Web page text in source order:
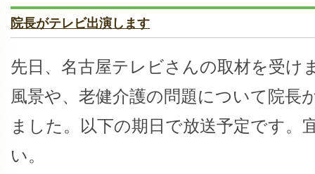
院長がテレビ出演します
先日、名古屋テレビさんの取材を受け
風景や、老健介護の問題について院長
ました。以下の期日で放送予定です。
い。